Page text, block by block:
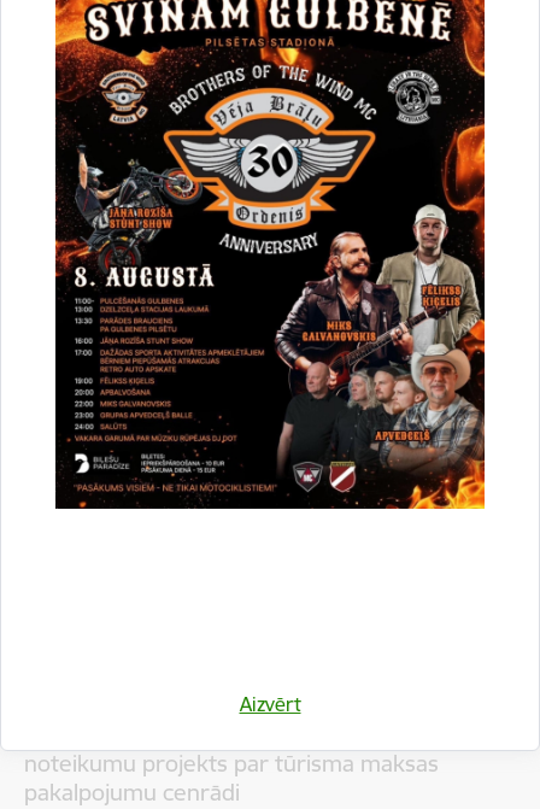
Aizvērt
Par satiksmes organizāciju Brīvības un
Dzelzceļa ielas pārbūves darbu laikā Gulbenē
30.07.2026. Projekti
Sabiedrība
Satiksmes ierobežojumi
noteikumu projekts par tūrisma maksas
pakalpojumu cenrādi